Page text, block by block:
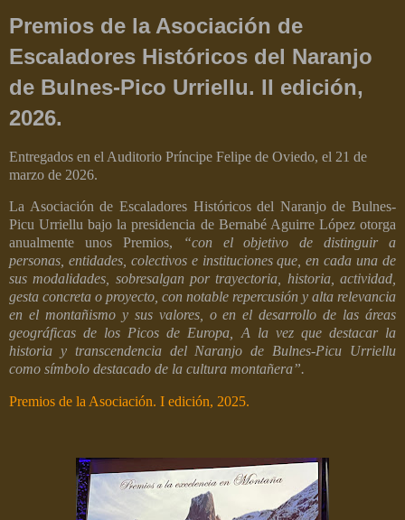
Premios de la Asociación de
Escaladores Históricos del Naranjo
de Bulnes-Pico Urriellu. II edición,
2026.
Entregados en el Auditorio Príncipe Felipe de Oviedo, el 21 de
marzo de 2026.
La Asociación de Escaladores Históricos del Naranjo de Bulnes-
Picu Urriellu bajo la presidencia de Bernabé Aguirre López otorga
anualmente unos Premios,
“con el objetivo de distinguir a
personas, entidades, colectivos e instituciones que, en cada una de
sus modalidades, sobresalgan por trayectoria, historia, actividad,
gesta concreta o proyecto, con notable repercusión y alta relevancia
en el montañismo y sus valores, o en el desarrollo de las áreas
geográficas de los Picos de Europa, A la vez que destacar la
historia y transcendencia del Naranjo de Bulnes-Picu Urriellu
como símbolo destacado de la cultura montañera”.
Premios de la Asociación. I edición, 2025.